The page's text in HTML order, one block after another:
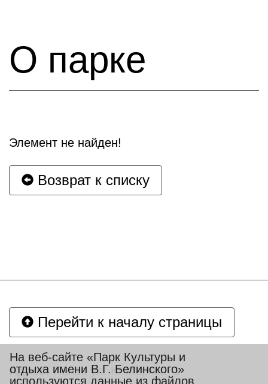
О парке
Элемент не найден!
Возврат к списку
Перейти к началу страницы
Адрес: Пенза ул. К. Маркса, 1
На веб-сайте «Парк Культуры и
отдыха имени В.Г. Белинского»
используются данные из файлов